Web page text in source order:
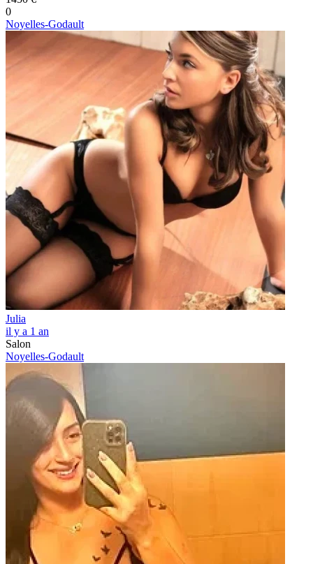
0
Noyelles-Godault
Julia
il y a 1 an
Salon
Noyelles-Godault